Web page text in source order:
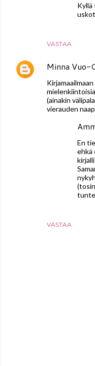
VASTAA
Kyllä
Minna Vuo-
(ainakin
vierauden
VASTAA
En
ehkä